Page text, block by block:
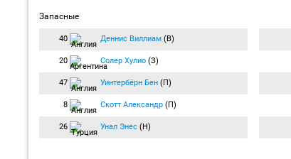
Запасные
40 Деннис Виллиам (В)
20 Солер Хулио (З)
47 Уинтербёрн Бен (П)
8 Скотт Александр (П)
26 Унал Энес (Н)